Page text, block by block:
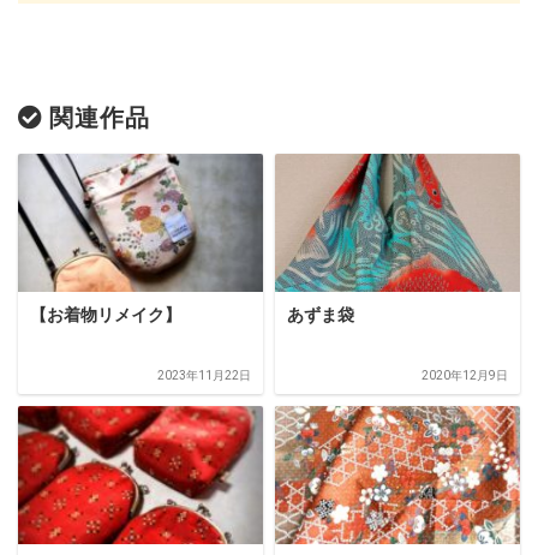
関連作品
【お着物リメイク】
2023年11月22日
あずま袋
2020年12月9日